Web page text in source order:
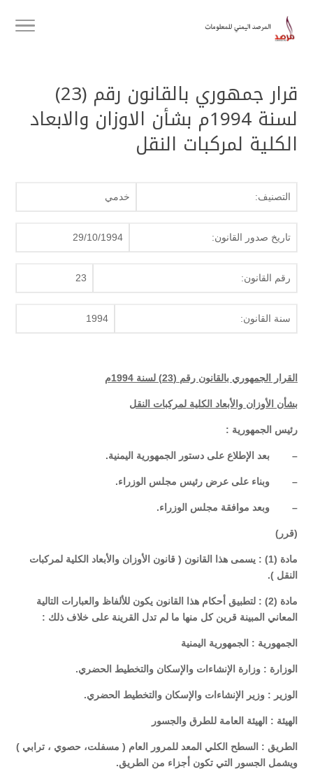
قرار جمهوري بالقانون رقم (23)
لسنة 1994م بشأن الاوزان والابعاد
الكلية لمركبات النقل
التصنيف: خدمي
تاريخ صدور القانون: 29/10/1994
رقم القانون: 23
سنة القانون: 1994
القرار الجمهوري بالقانون رقم (23) لسنة 1994م
بشأن الأوزان والأبعاد الكلية لمركبات النقل
رئيس الجمهورية :
– بعد الإطلاع على دستور الجمهورية اليمنية.
– وبناء على عرض رئيس مجلس الوزراء.
– وبعد موافقة مجلس الوزراء.
(قرر)
مادة (1) : يسمى هذا القانون ( قانون الأوزان والأبعاد الكلية لمركبات
النقل ).
مادة (2) : لتطبيق أحكام هذا القانون يكون للألفاظ والعبارات التالية
المعاني المبينة قرين كل منها ما لم تدل القرينة على خلاف ذلك :
الجمهورية : الجمهورية اليمنية
الوزارة : وزارة الإنشاءات والإسكان والتخطيط الحضري.
الوزير : وزير الإنشاءات والإسكان والتخطيط الحضري.
الهيئة : الهيئة العامة للطرق والجسور
الطريق : السطح الكلي المعد للمرور العام ( مسفلت، حصوي ، ترابي )
ويشمل الجسور التي تكون أجزاء من الطريق.